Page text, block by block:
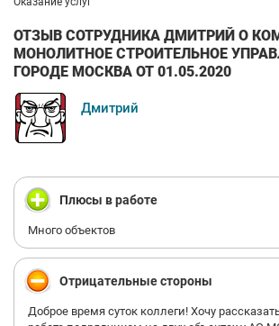
ОТЗЫВ СОТРУДНИКА ДМИТРИЙ О
МОНОЛИТНОЕ СТРОИТЕЛЬНОЕ
ГОРОДЕ МОСКВА ОТ 01.05.2020
Дмитрий
Плюсы в работе
Много объектов
Отрицательные стороны
Доброе время суток коллеги! Хочу